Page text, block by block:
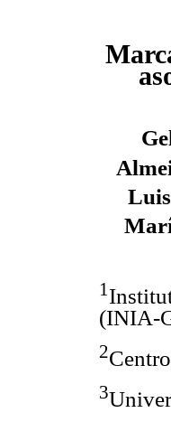
1
(INIA-
2
3